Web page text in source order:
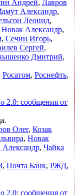
Андрей, Лавров
Александр,
Леонид,
Новак Александр,
, Сечин Игорь,
Сергей,
Дмитрий,
Росатом, Роснефть,
2.0: сообщения от
Олег, Козак
, Новак
, Чайка
, Почта Банк, РЖД,
2.0: сообщения от